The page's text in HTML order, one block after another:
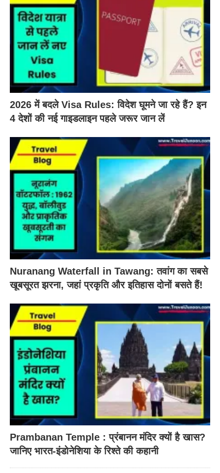
2026 में बदले Visa Rules: विदेश घूमने जा रहे हैं? इन
4 देशों की नई गाइडलाइन पहले जरूर जान लें
Nuranang Waterfall in Tawang: तवांग का सबसे
खूबसूरत झरना, जहां प्रकृति और इतिहास दोनों बसते हैं!
Prambanan Temple : प्रंबानन मंदिर क्यों है खास?
जानिए भारत-इंडोनेशिया के रिश्ते की कहानी